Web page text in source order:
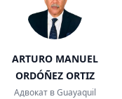
ARTURO MANUEL
ORDÓÑEZ ORTIZ
Адвокат в Guayaquil